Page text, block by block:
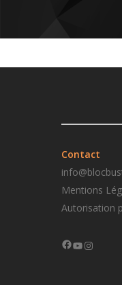
Contact
Mentions
Autorisation
Facebook
YouTube